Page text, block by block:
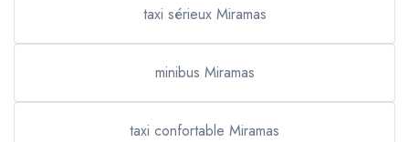
taxi sérieux Miramas
minibus Miramas
taxi confortable Miramas